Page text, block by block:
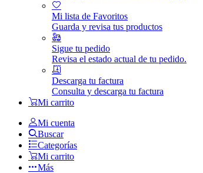
Mi lista de Favoritos
Guarda y revisa tus productos
Sigue tu pedido
Revisa el estado actual de tu pedido.
Descarga tu factura
Consulta y descarga tu factura
Mi carrito
Mi cuenta
Buscar
Categorías
Mi carrito
Más